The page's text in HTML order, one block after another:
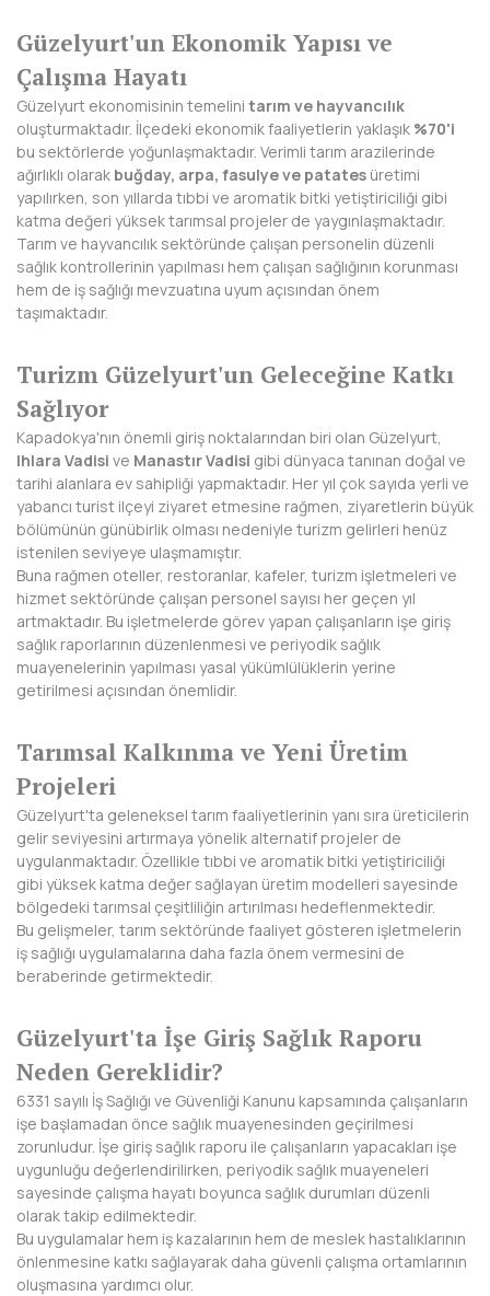
BİNGÖL
BİTLİS
BOLU
BURDUR
BURSA
ÇANAKKALE
ÇANKIRI
DENİZLİ
DİYARBAKIR
DÜZCE
EDİRNE
ELAZIĞ
ERZİNCAN
ERZURUM
GİRESUN
GÜMÜŞHANE
HAKKARİ
HATAY
ISPARTA
KAHRAMANMARAŞ
KARABÜK
KARAMAN
KARS
KASTAMONU
Güzelyurt'un Ekonomik Yapısı ve
Çalışma Hayatı
Güzelyurt ekonomisinin temelini tarım ve hayvancılık
oluşturmaktadır. İlçedeki ekonomik faaliyetlerin yaklaşık %70'i
bu sektörlerde yoğunlaşmaktadır. Verimli tarım arazilerinde
ağırlıklı olarak buğday, arpa, fasulye ve patates üretimi
yapılırken, son yıllarda tıbbi ve aromatik bitki yetiştiriciliği gibi
katma değeri yüksek tarımsal projeler de yaygınlaşmaktadır.
Tarım ve hayvancılık sektöründe çalışan personelin düzenli
sağlık kontrollerinin yapılması hem çalışan sağlığının korunması
hem de iş sağlığı mevzuatına uyum açısından önem
taşımaktadır.
Turizm Güzelyurt'un Geleceğine Katkı
Sağlıyor
Kapadokya'nın önemli giriş noktalarından biri olan Güzelyurt,
Ihlara Vadisi ve Manastır Vadisi gibi dünyaca tanınan doğal ve
tarihi alanlara ev sahipliği yapmaktadır. Her yıl çok sayıda yerli ve
yabancı turist ilçeyi ziyaret etmesine rağmen, ziyaretlerin büyük
bölümünün günübirlik olması nedeniyle turizm gelirleri henüz
istenilen seviyeye ulaşmamıştır.
Buna rağmen oteller, restoranlar, kafeler, turizm işletmeleri ve
hizmet sektöründe çalışan personel sayısı her geçen yıl
artmaktadır. Bu işletmelerde görev yapan çalışanların işe giriş
sağlık raporlarının düzenlenmesi ve periyodik sağlık
muayenelerinin yapılması yasal yükümlülüklerin yerine
getirilmesi açısından önemlidir.
Tarımsal Kalkınma ve Yeni Üretim
Projeleri
Güzelyurt'ta geleneksel tarım faaliyetlerinin yanı sıra üreticilerin
gelir seviyesini artırmaya yönelik alternatif projeler de
uygulanmaktadır. Özellikle tıbbi ve aromatik bitki yetiştiriciliği
gibi yüksek katma değer sağlayan üretim modelleri sayesinde
bölgedeki tarımsal çeşitliliğin artırılması hedeflenmektedir.
Bu gelişmeler, tarım sektöründe faaliyet gösteren işletmelerin
iş sağlığı uygulamalarına daha fazla önem vermesini de
beraberinde getirmektedir.
Güzelyurt'ta İşe Giriş Sağlık Raporu
Neden Gereklidir?
6331 sayılı İş Sağlığı ve Güvenliği Kanunu kapsamında çalışanların
işe başlamadan önce sağlık muayenesinden geçirilmesi
zorunludur. İşe giriş sağlık raporu ile çalışanların yapacakları işe
uygunluğu değerlendirilirken, periyodik sağlık muayeneleri
sayesinde çalışma hayatı boyunca sağlık durumları düzenli
olarak takip edilmektedir.
Bu uygulamalar hem iş kazalarının hem de meslek hastalıklarının
önlenmesine katkı sağlayarak daha güvenli çalışma ortamlarının
oluşmasına yardımcı olur.